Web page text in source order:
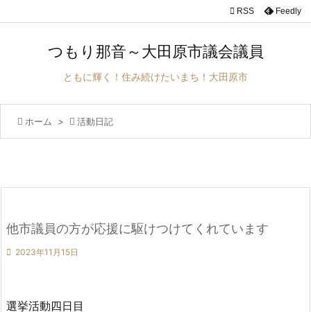

検索
 RSS Feedly
つもり那音～大田原市議会議員
ともに輝く！住み続けたいまち！大田原市
 ホーム >  活動日記
他市議員の方が応援に駆けつけてくれています
 2023年11月15日
選挙活動四日目